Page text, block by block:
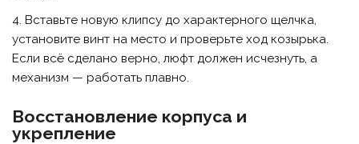
4. Вставьте новую клипсу до характерного щелчка,
установите винт на место и проверьте ход козырька.
Если всё сделано верно, люфт должен исчезнуть, а
механизм — работать плавно.
Восстановление корпуса и
укрепление